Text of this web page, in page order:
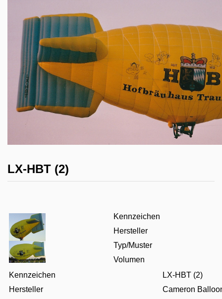
LX-HBT (2)
Kennzeichen
Hersteller
Typ/Muster
Volumen
Kennzeichen
LX-HBT (2)
Hersteller
Cameron